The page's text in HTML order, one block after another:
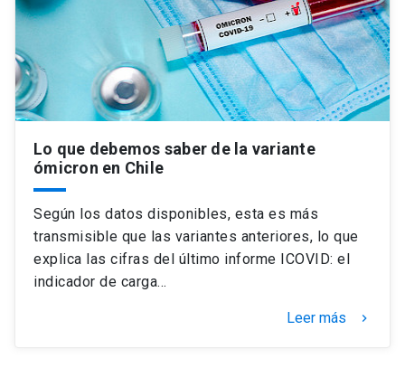
Lo que debemos saber de la variante
ómicron en Chile
Según los datos disponibles, esta es más
transmisible que las variantes anteriores, lo que
explica las cifras del último informe ICOVID: el
indicador de carga…
Leer más keyboard_arrow_right